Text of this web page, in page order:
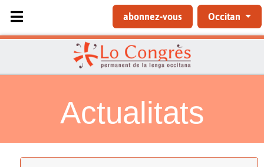
Sélectionnez votre langue
abonnez-vous Occitan
Actualitats